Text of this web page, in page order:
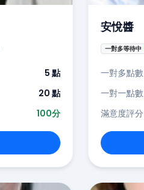
5 點
20 點
100分
安悅醬
一對多等待中
一對多點數
一對一點數
滿意度評分